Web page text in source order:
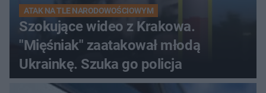
ATAK NA TLE NARODOWOŚCIOWYM
Szokujące wideo z Krakowa.
"Mięśniak" zaatakował młodą
Ukrainkę. Szuka go policja